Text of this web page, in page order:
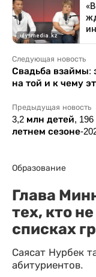
Следующая новость
Свадьба взаймы:
на той и к чему
Предыдущая новость
3,2 млн детей,
летнем сезоне-
Образование
Глава
тех, кто
списках
Саясат Нурбек
абитуриентов.